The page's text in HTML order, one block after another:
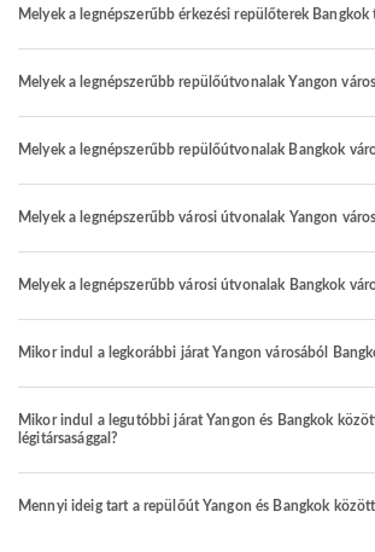
Melyek a legnépszerűbb érkezési repülőterek Bangkok
Melyek a legnépszerűbb repülőútvonalak Yangon
Melyek a legnépszerűbb repülőútvonalak Bangkok
Melyek a legnépszerűbb városi útvonalak Yangon
Melyek a legnépszerűbb városi útvonalak Bangkok
Mikor indul a legkorábbi járat Yangon városából
Mikor indul a legutóbbi járat Yangon és Bangkok
légitársasággal?
Mennyi ideig tart a repülőút Yangon és Bangkok